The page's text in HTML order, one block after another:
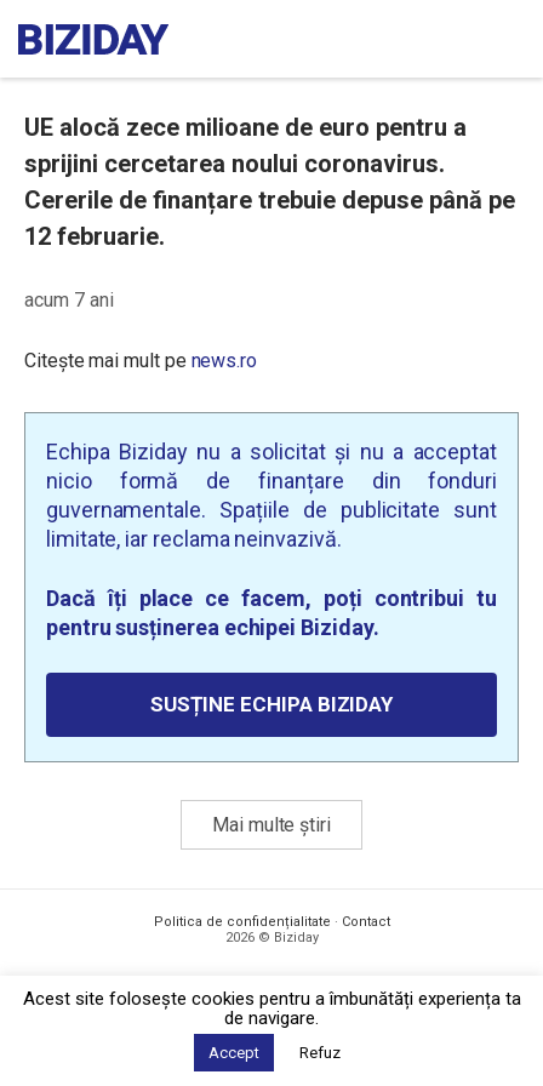
UE alocă zece milioane de euro pentru a
sprijini cercetarea noului coronavirus.
Cererile de finanțare trebuie depuse până pe
12 februarie.
acum 7 ani
Citește mai mult pe news.ro
Echipa Biziday nu a solicitat și nu a acceptat
nicio formă de finanțare din fonduri
guvernamentale. Spațiile de publicitate sunt
limitate, iar reclama neinvazivă.
Dacă îți place ce facem, poți contribui tu
pentru susținerea echipei Biziday.
SUSȚINE ECHIPA BIZIDAY
Mai multe știri
Politica de confidențialitate · Contact
2026 © Biziday
Acest site foloseşte cookies pentru a îmbunătăți experiența ta
de navigare.
Accept Refuz